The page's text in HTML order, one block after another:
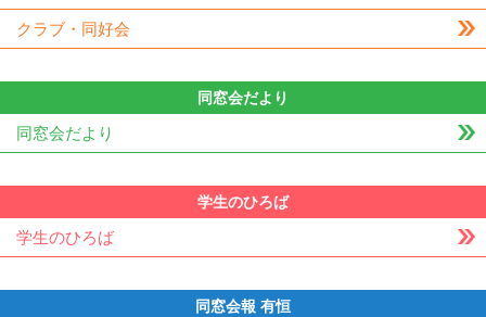
クラブ・同好会
同窓会だより
同窓会だより
学生のひろば
学生のひろば
同窓会報 有恒